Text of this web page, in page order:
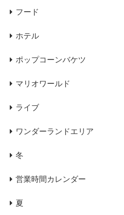
フード
ホテル
ポップコーンバケツ
マリオワールド
ライブ
ワンダーランドエリア
冬
営業時間カレンダー
夏